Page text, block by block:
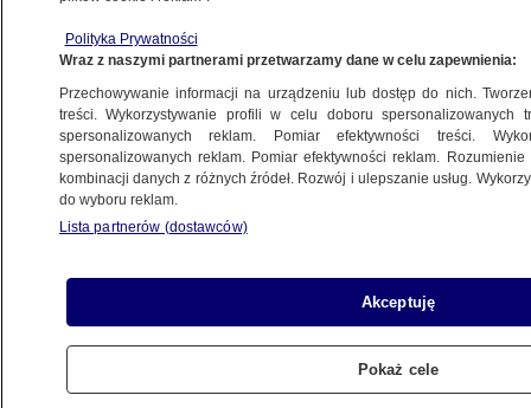
Radosława Sikorskiego
11.02.2025, 18:20
Udostępnij
Polityka Prywatności
Wraz z naszymi partnerami przetwarzamy dane w celu zapewnienia:
Przechowywanie informacji na urządzeniu lub dostęp do nich.
treści. Wykorzystywanie profili w celu doboru spersonalizowanych
spersonalizowanych reklam. Pomiar efektywności treści.
spersonalizowanych reklam. Pomiar efektywności reklam.
kombinacji danych z różnych źródeł. Rozwój i ulepszanie usług.
do wyboru reklam.
Lista partnerów (dostawców)
Akceptuję
Pokaż cele